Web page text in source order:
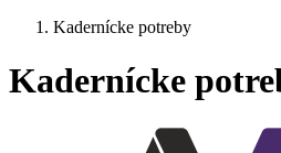
Kadernícke potreby
Kadernícke